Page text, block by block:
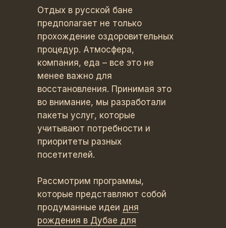
Отдых в русской бане
предполагает не только
прохождение оздоровительных
процедур. Атмосфера,
компания, еда – все это не
менее важно для
восстановления. Принимая это
во внимание, мы разработали
пакеты услуг, которые
учитывают потребности и
приоритеты разных
посетителей.
Рассмотрим программы,
которые представляют собой
продуманные идеи дня
рождения в Дубае для